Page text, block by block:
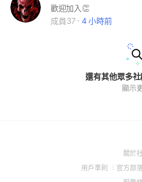
歡迎加入👏
成員37
4 小時前
還有其他眾多
顯示
關於
用戶準則
(Open
官方部